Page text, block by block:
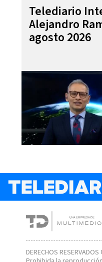
Telediario
Alejandro
agosto 2026
DERECHOS